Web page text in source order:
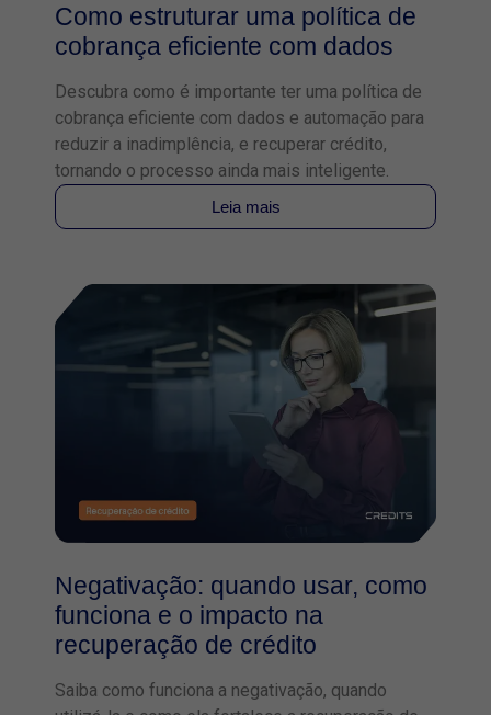
Como estruturar uma política de
cobrança eficiente com dados
Descubra como é importante ter uma política de
cobrança eficiente com dados e automação para
reduzir a inadimplência, e recuperar crédito,
tornando o processo ainda mais inteligente.
Leia mais
Negativação: quando usar, como
funciona e o impacto na
recuperação de crédito
Saiba como funciona a negativação, quando